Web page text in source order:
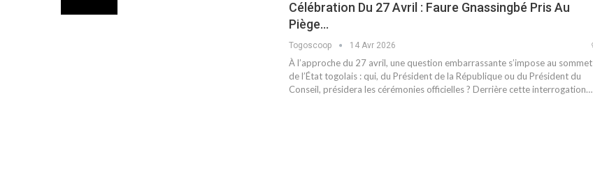
Célébration Du 27 Avril : Faure Gnassingbé Pris Au
Piège…
Togoscoop 14 Avr 2026
À l’approche du 27 avril, une question embarrassante s’impose au sommet
de l’État togolais : qui, du Président de la République ou du Président du
Conseil, présidera les cérémonies officielles ? Derrière cette interrogation…